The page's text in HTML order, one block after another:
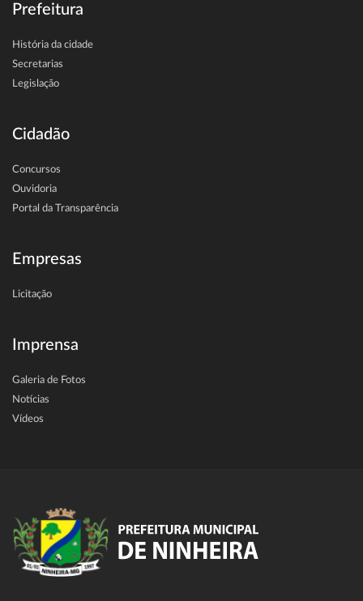
Prefeitura
História da cidade
Secretarias
Legislação
Cidadão
Concursos
Ouvidoria
Portal da Transparência
Empresas
Licitação
Imprensa
Galeria de Fotos
Notícias
Vídeos